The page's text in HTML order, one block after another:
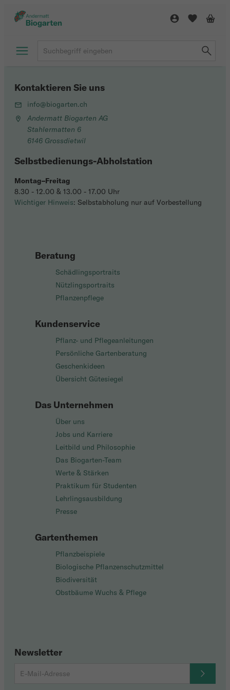
Beratung
Schädlingsportraits
Nützlingsportraits
Pflanzenpflege
Kundenservice
Pflanz- und Pflegeanleitungen
Persönliche Gartenberatung
Geschenkideen
Übersicht Gütesiegel
Das Unternehmen
Über uns
Jobs und Karriere
Leitbild und Philosophie
Das Biogarten-Team
Werte & Stärken
Praktikum für Studenten
Lehrlingsausbildung
Presse
Gartenthemen
Pflanzbeispiele
Biologische Pflanzenschutzmittel
Biodiversität
Obstbäume Wuchs & Pflege
Newsletter
Kontaktieren Sie uns
info@biogarten.ch
Andermatt Biogarten AG
Stahlermatten 6
6146 Grossdietwil
Selbstbedienungs-Abholstation
Montag–Freitag
8.30 - 12.00 & 13.00 - 17.00 Uhr
Wichtiger Hinweis: Selbstabholung nur auf Vorbestellung